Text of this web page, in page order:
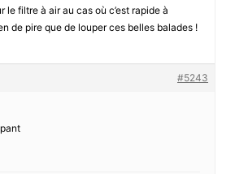
le filtre à air au cas où c’est rapide à
de pire que de louper ces belles balades !
#5243